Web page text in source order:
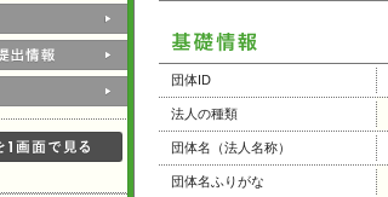
団体ID
法人の種類
団体名（法人名称）
団体名ふりがな